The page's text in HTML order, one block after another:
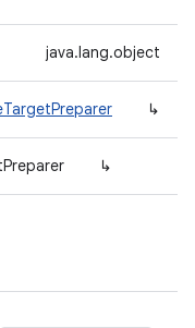
java.lang.object
↳
↳